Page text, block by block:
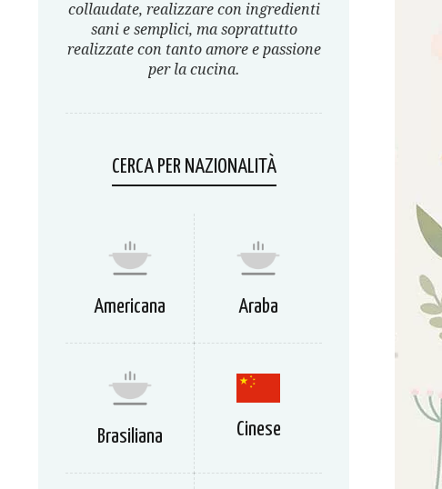
collaudate, realizzare con ingredienti
sani e semplici, ma soprattutto
realizzate con tanto amore e passione
per la cucina.
CERCA PER NAZIONALITÀ
Americana Araba
Brasiliana Cinese